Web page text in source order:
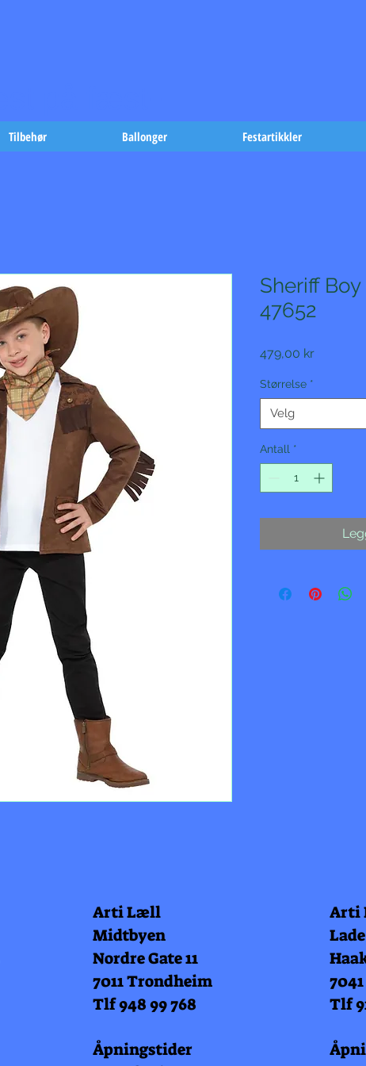
Tilbehør Ballonger Festartikkler
Sheriff
47652
479,00 krPris
Størrelse *
Velg
Antall *
Arti Læll
Midtbyen
Nordre Gate 11
7011 Trondheim
Tlf 948 99 768
Åpningstider
Arti
Tlf